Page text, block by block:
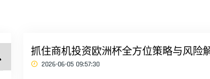
抓住商机投资欧洲杯全方位策略与风险
2026-06-05 09:57:30